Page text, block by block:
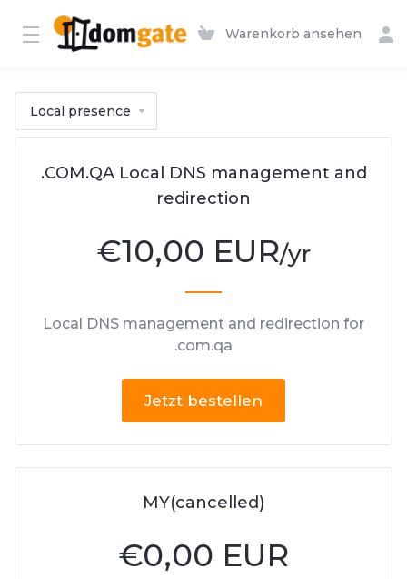
Warenkorb ansehen
Local presence
.COM.QA Local DNS management and
redirection
€10,00 EUR/yr
Local DNS management and redirection for
.com.qa
Jetzt bestellen
MY(cancelled)
€0,00 EUR